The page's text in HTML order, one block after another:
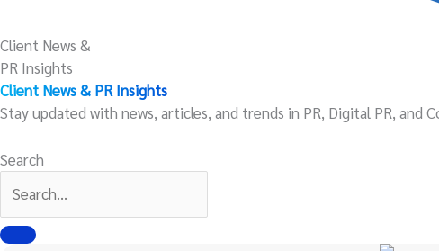
Client News &
PR Insights
Client News & PR Insights
Stay updated with news, articles, and trends in PR, Digital PR,
Search